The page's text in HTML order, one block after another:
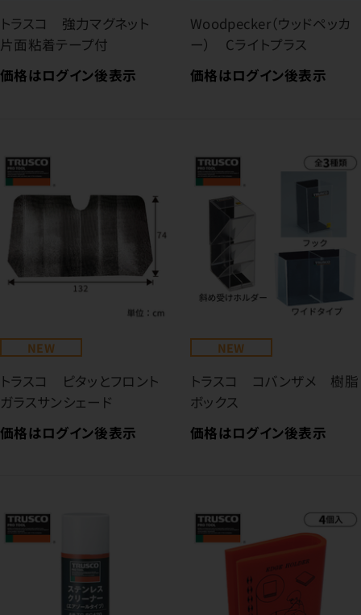
トラスコ 強力マグネット
片面粘着テープ付
価格はログイン後表示
Woodpecker（ウッドペッカ
ー） Cライトプラス
価格はログイン後表示
NEW
トラスコ ピタッとフロント
ガラスサンシェード
価格はログイン後表示
NEW
トラスコ コバンザメ 樹脂
ボックス
価格はログイン後表示